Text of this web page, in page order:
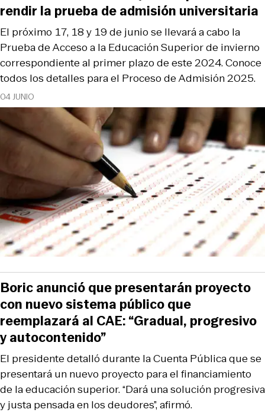
04 JUNIO
El próximo 17, 18 y 19 de junio se llevará a cabo la
Prueba de Acceso a la Educación Superior de invierno
correspondiente al primer plazo de este 2024. Conoce
todos los detalles para el Proceso de Admisión 2025.
rendir la prueba de admisión universitaria
El presidente detalló durante la Cuenta Pública que se
presentará un nuevo proyecto para el financiamiento
de la educación superior. “Dará una solución progresiva
y justa pensada en los deudores”, afirmó.
Boric anunció que presentarán proyecto
con nuevo sistema público que
reemplazará al CAE: “Gradual, progresivo
y autocontenido”